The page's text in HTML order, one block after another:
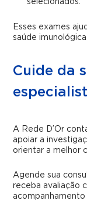
selecionados.
Esses exames
saúde imunológica.
Cuide da
A Rede D’Or
apoiar a
orientar a melhor
Agende sua
receba avaliação
acompanhamento